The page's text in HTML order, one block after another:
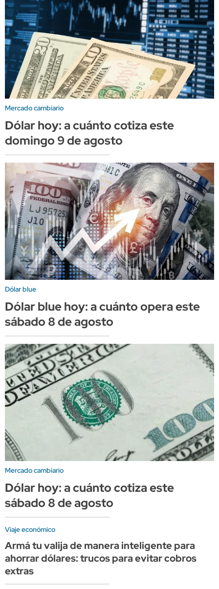
Mercado cambiario
Dólar hoy: a cuánto cotiza este
domingo 9 de agosto
Dólar blue
Dólar blue hoy: a cuánto opera este
sábado 8 de agosto
Mercado cambiario
Dólar hoy: a cuánto cotiza este
sábado 8 de agosto
Viaje económico
Armá tu valija de manera inteligente para
ahorrar dólares: trucos para evitar cobros
extras